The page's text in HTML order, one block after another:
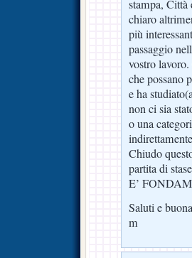
stampa, Città
chiaro
più
passaggio
vostro
che possano
e ha
non ci sia
o una
Chiudo
partita di
E’
Saluti e
m